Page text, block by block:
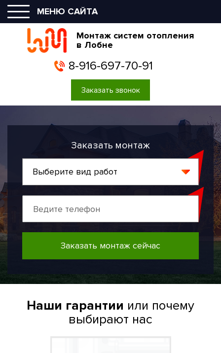
МЕНЮ САЙТА
Монтаж систем отопления
в Лобне
8-916-697-70-91
Заказать звонок
Заказать монтаж
Заказать монтаж сейчас
Наши гарантии или почему
выбирают нас